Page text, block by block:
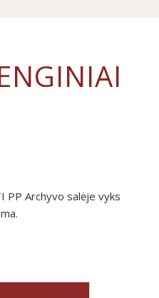
PP Archyvo salėje vyks